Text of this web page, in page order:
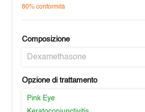
80%conformità
Composizione
Dexamethasone
Opzione di trattamento
Pink Eye